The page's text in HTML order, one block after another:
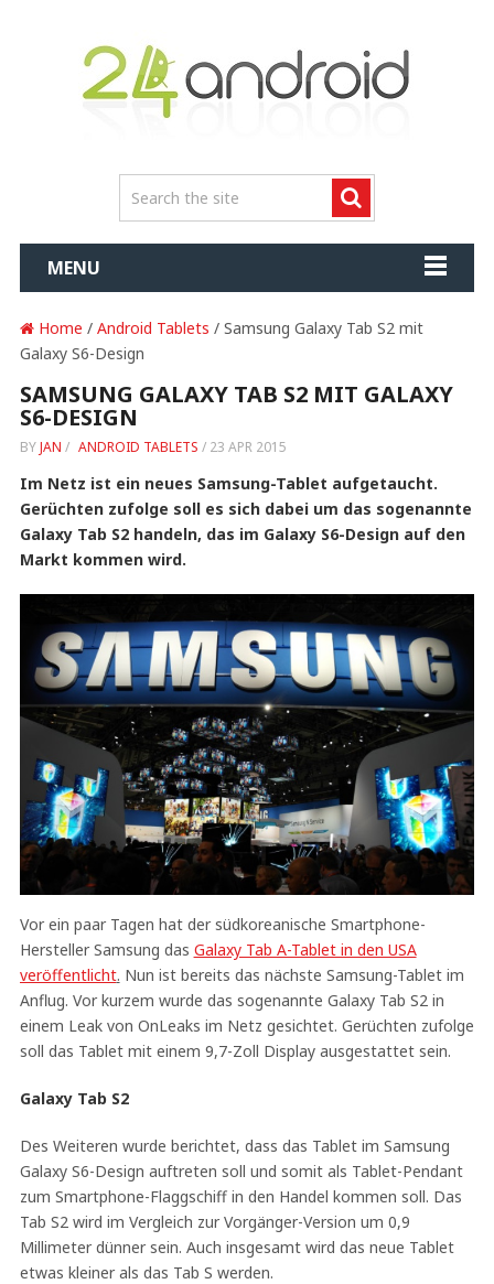
MENU
Home / Android Tablets / Samsung Galaxy Tab S2 mit
Galaxy S6-Design
SAMSUNG GALAXY TAB S2 MIT GALAXY
S6-DESIGN
BYJAN / ANDROID TABLETS / 23 APR 2015
Im Netz ist ein neues Samsung-Tablet aufgetaucht.
Gerüchten zufolge soll es sich dabei um das sogenannte
Galaxy Tab S2 handeln, das im Galaxy S6-Design auf den
Markt kommen wird.
Vor ein paar Tagen hat der südkoreanische Smartphone-
Hersteller Samsung das Galaxy Tab A-Tablet in den USA
veröffentlicht. Nun ist bereits das nächste Samsung-Tablet im
Anflug. Vor kurzem wurde das sogenannte Galaxy Tab S2 in
einem Leak von OnLeaks im Netz gesichtet. Gerüchten zufolge
soll das Tablet mit einem 9,7-Zoll Display ausgestattet sein.
Galaxy Tab S2
Des Weiteren wurde berichtet, dass das Tablet im Samsung
Galaxy S6-Design auftreten soll und somit als Tablet-Pendant
zum Smartphone-Flaggschiff in den Handel kommen soll. Das
Tab S2 wird im Vergleich zur Vorgänger-Version um 0,9
Millimeter dünner sein. Auch insgesamt wird das neue Tablet
etwas kleiner als das Tab S werden.